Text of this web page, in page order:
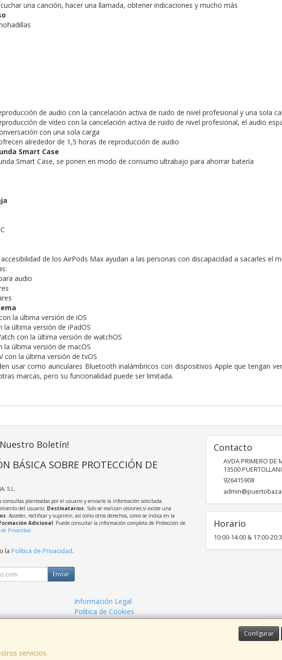
una canción, hacer una llamada, obtener indicaciones y mucho más
de audio con la cancelación activa de ruido de nivel profesional y una sola
de vídeo con la cancelación activa de ruido de nivel profesional, el audio
con una sola carga
alrededor de 1,5 horas de reproducción de audio
Smart Case
Smart Case, se ponen en modo de consumo ultrabajo para ahorrar batería
de los AirPods Max ayudan a las personas con discapacidad a sacarles el
audio
la última versión de iOS
la última versión de iPadOS
con la última versión de watchOS
la última versión de macOS
con la última versión de tvOS
usar como auriculares Bluetooth inalámbricos con dispositivos Apple que tengan
marcas, pero su funcionalidad puede ser limitada.
Configurar
servicios.
Boletín!
BÁSICA SOBRE PROTECCIÓN DE
S.L.
consultas planteadas por el usuario y enviarle la información solicitada;
del usuario; Destinatarios: Solo se realizan cesiones si existe una
: Acceder, rectificar y suprimir, así como otros derechos, como se indica en la
Adicional: Puede consultar la información completa de Protección de
Privacidad.
la Política de Privacidad.
Enviar
Información Legal
Política de Cookies
Formas de Pago
Contacto
AVDA PRIMERO DE
13500
926415908
Horario
10:00-14:00 & 17:00-